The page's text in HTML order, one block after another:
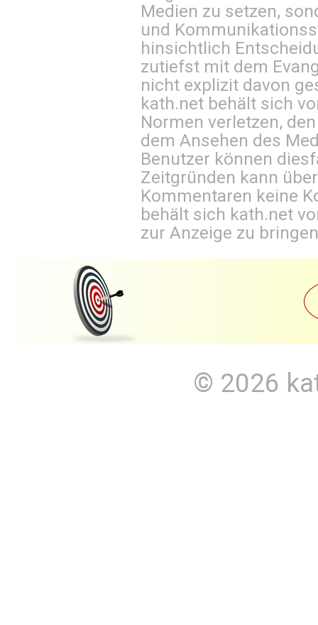
Medien zu setzen,
und
hinsichtlich
zutiefst mit dem
nicht explizit davon
kath.net behält sich
Normen verletzen,
dem Ansehen des
Benutzer können
Zeitgründen kann
Kommentaren keine
behält sich kath.net
zur Anzeige zu
© 2026